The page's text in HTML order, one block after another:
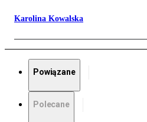
Karolina Kowalska
Powiązane
Polecane